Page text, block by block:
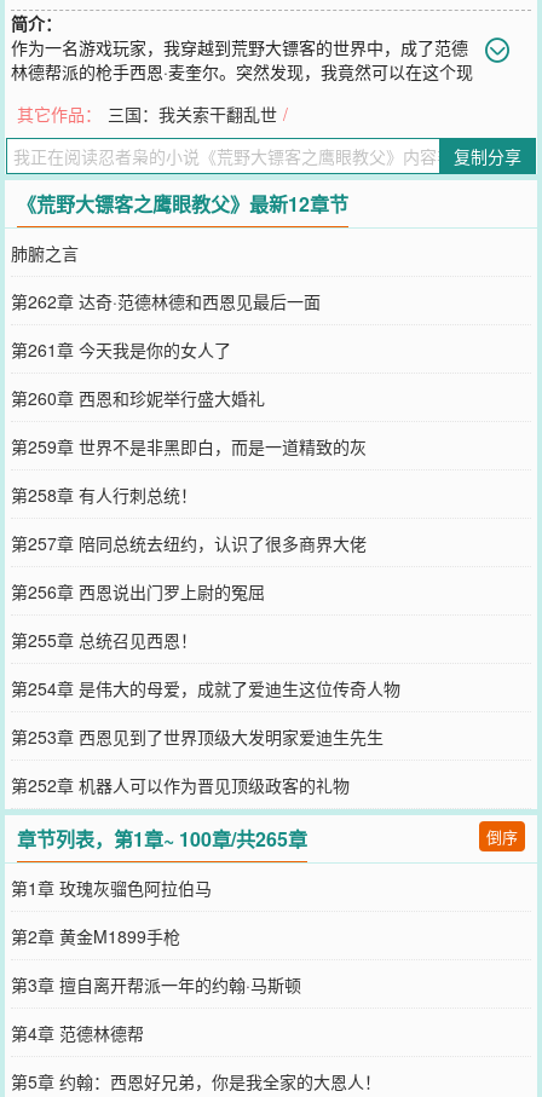
简介：
作为一名游戏玩家，我穿越到荒野大镖客的世界中，成了范德
林德帮派的枪手西恩·麦奎尔。突然发现，我竟然可以在这个现
用一次，那也足够我过上神仙般的日子了！还有，我竟然可以在战斗
中开启死神之眼！这也太爽了吧！一年后……亚瑟：“参见教父！”约
翰：“参见教父！”查尔斯：“参见教父！”
您要是觉得《荒野大镖客之鹰眼教父》还不错的话请不要忘记向您QQ
群和微博微信里的朋友推荐哦！
其它作品： 三国：我关索干翻乱世 /
复制分享
《荒野大镖客之鹰眼教父》最新12章节
肺腑之言
第262章 达奇·范德林德和西恩见最后一面
第261章 今天我是你的女人了
第260章 西恩和珍妮举行盛大婚礼
第259章 世界不是非黑即白，而是一道精致的灰
第258章 有人行刺总统！
第257章 陪同总统去纽约，认识了很多商界大佬
第256章 西恩说出门罗上尉的冤屈‌
第255章 总统召见西恩！
第254章 是伟大的母爱，成就了爱迪生这位传奇人物
第253章 西恩见到了世界顶级大发明家爱迪生先生
第252章 机器人可以作为晋见顶级政客的礼物
章节列表，第1章~ 100章/共265章 倒序
第1章 玫瑰灰骝色阿拉伯马
第2章 黄金M1899手枪
第3章 擅自离开帮派一年的约翰·马斯顿
第4章 范德林德帮
第5章 约翰：西恩好兄弟，你是我全家的大恩人！